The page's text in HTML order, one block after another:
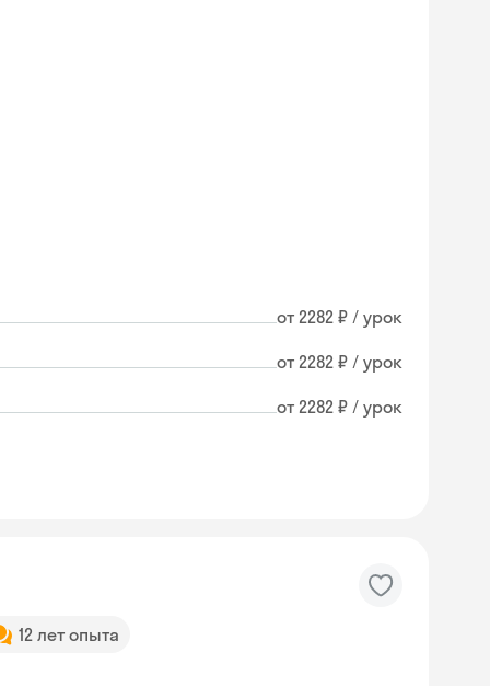
от 2282 ₽ / урок
от 2282 ₽ / урок
от 2282 ₽ / урок
12 лет опыта